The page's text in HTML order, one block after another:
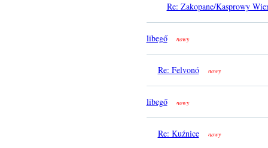
Re: Zakopane/Kasprowy
libegő nowy
Re: Felvonó nowy
libegő nowy
Re: Kuźnice nowy